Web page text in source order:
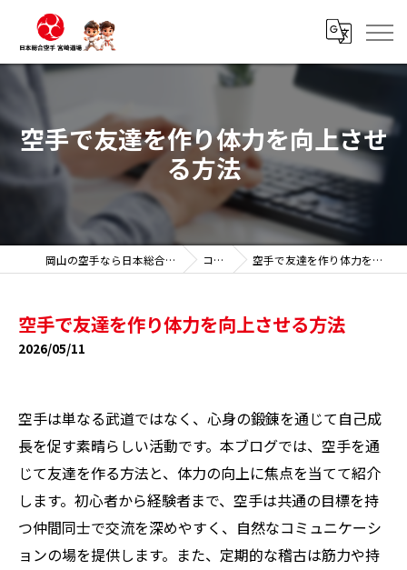
空手で友達を作り体力を向上させ
る方法
岡山の空手なら日本総合空手 宮崎道場 コラム 空手で友達を作り体力を向上させる方法
空手で友達を作り体力を向上させる方法
2026/05/11
空手は単なる武道ではなく、心身の鍛錬を通じて自己成
長を促す素晴らしい活動です。本ブログでは、空手を通
じて友達を作る方法と、体力の向上に焦点を当てて紹介
します。初心者から経験者まで、空手は共通の目標を持
つ仲間同士で交流を深めやすく、自然なコミュニケーシ
ョンの場を提供します。また、定期的な稽古は筋力や持